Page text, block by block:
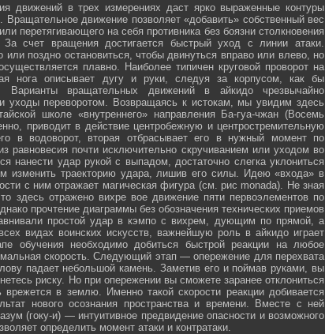
движений в трех измерениях даст ярко выраженные контуры
движение позволяет «добавить» собственный вес
перетягивающего на себя противника без боязни столкновения
счет вращения достигается быстрый уход с линии атаки.
поздно остановиться, чтобы двинуться вправо или влево, но
плавно. Наиболее типичен круговой проворот на
нога описывает дугу и руки, следуя за корпусом, как бы
Варианты вращательных движений в айкидо чрезвычайно
уходы переворотом. Возвращаясь к истокам, мы увидим здесь
школе «внутреннего» направления Ба-гуа-чжан (Восемь
приводит в действие центробежную и центростремительную
в водоворот, вторая отбрасывает его в нужный момент по
равновесия почти исключительно скручиванием или уходом во
нанести удар рукой с выпадом, достаточно слегка уклониться
изменить траекторию удара, лишив его силы. Идею «входа» в
с ним отражает магическая фигура (см. рис monada). Не зная
здесь отражено вихре вое движение пяти первоэлементов по
прочтение диаграммы без обозначения технических приемов
простой удар в кэмпо с вихрем, дующим по прямой, а
видах воинских искусств, важнейшую роль в айкидо играет
обучения необходимо добиться быстрой реакции на любое
скорость. Следующий этап — опережение для перехвата
падает небольшой камень. Заметив его и поймав руками, вы
риску. Но при опережении вы сможете заранее отклониться
в землю. Именно такой скорости реакции добивается
нового осознания пространства и времени. Вместе с ней
(гоку-и) — интуитивное предвидение опасности и возможного
определить момент атаки и контратаки.